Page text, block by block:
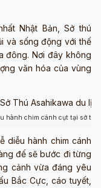
Nhật Bản, Sở thú
và sống động với thế
đông. Nơi đây không
văn hóa của vùng
hành chim cánh cụt tại sở
diễu hành chim cánh
đế sẽ bước đi từng
cảnh vừa đáng yêu
Bắc Cực, cáo tuyết,